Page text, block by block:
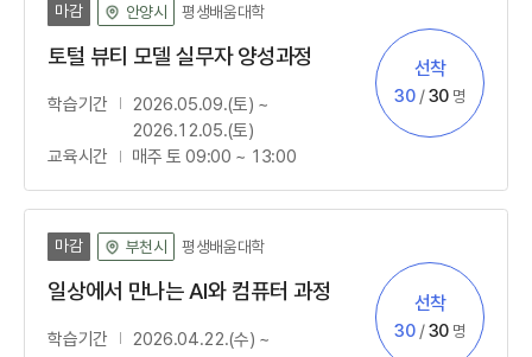
마감 안양시 평생배움대학
토털 뷰티 모델 실무자 양성과정
학습기간
2026.05.09.(토) ~
2026.12.05.(토)
교육시간
매주 토 09:00 ~ 13:00
모집방법
선착
신청
30 /정원
30 명
마감 부천시 평생배움대학
일상에서 만나는 AI와 컴퓨터 과정
학습기간
2026.04.22.(수) ~
모집방법
선착
신청
30 /정원
30 명